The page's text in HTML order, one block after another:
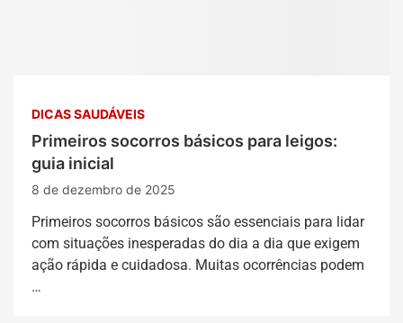
DICAS SAUDÁVEIS
Primeiros socorros básicos para leigos:
guia inicial
8 de dezembro de 2025
Primeiros socorros básicos são essenciais para lidar
com situações inesperadas do dia a dia que exigem
ação rápida e cuidadosa. Muitas ocorrências podem
…